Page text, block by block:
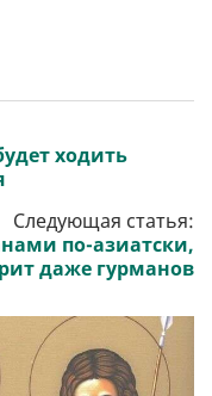
ходить
Следующая статья:
по-азиатски,
даже гурманов